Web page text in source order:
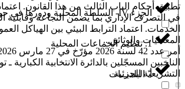
الجزء IV- السلطة المحلية ودورها في حوكمة قطاع الأمن
1. تنظيم الجماعات المحلية
أ. البلديــات
تطبيق أحكام الباب الثالث من هذا القانون.
في التصرف الإداري بما يضمن النجاعة وقابلية
الخدمات. اعتماد الترابط البيئي بين الهياكل
المعطيات والوثائق...
الناخبين المسجّلين بالدائرة الانتخابية الكبارية ـ
التشريعيّة الجزئية